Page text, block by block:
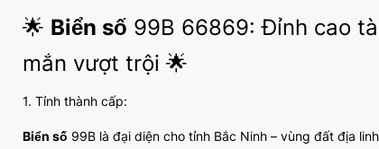
🌟 Biển số 99B 66869: Đỉnh cao
mắn vượt trội 🌟
1. Tỉnh thành cấp:
Biển số 99B là đại diện cho tỉnh Bắc Ninh – vùng đất địa